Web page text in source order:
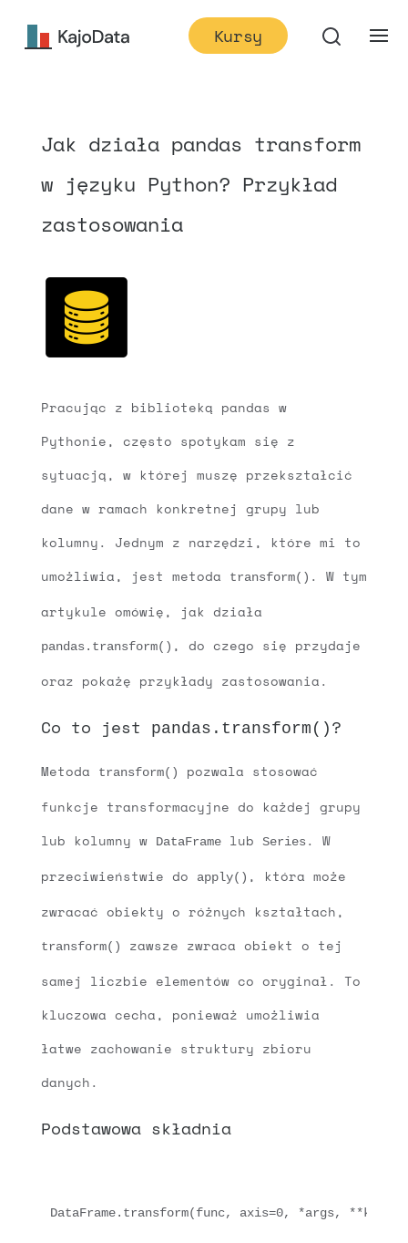
Kursy
Jak działa pandas transform
w języku Python? Przykład
zastosowania
Pracując z biblioteką pandas w
Pythonie, często spotykam się z
sytuacją, w której muszę przekształcić
dane w ramach konkretnej grupy lub
kolumny. Jednym z narzędzi, które mi to
umożliwia, jest metoda
transform() . W tym
artykule omówię, jak działa
pandas.transform() , do czego się przydaje
oraz pokażę przykłady zastosowania.
Co to jest pandas.transform() ?
Metoda transform()
pozwala stosować
funkcje transformacyjne do każdej grupy
lub kolumny w
DataFramelub Series. W
przeciwieństwie do
apply() , która może
zwracać obiekty o różnych kształtach,
transform()
zawsze zwraca obiekt o tej
samej liczbie elementów co oryginał. To
kluczowa cecha, ponieważ umożliwia
łatwe zachowanie struktury zbioru
danych.
Podstawowa składnia